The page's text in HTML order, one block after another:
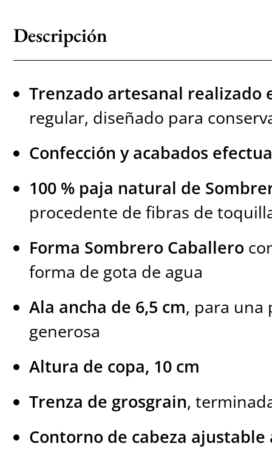
Descripción
Trenzado artesanal realizado
regular, diseñado para
Confección y acabados
100 % paja natural de
procedente de fibras de
Forma Sombrero Caballero
forma de gota de agua
Ala ancha de 6,5 cm, para una
generosa
Altura de copa, 10 cm
Trenza de grosgrain,
Contorno de cabeza